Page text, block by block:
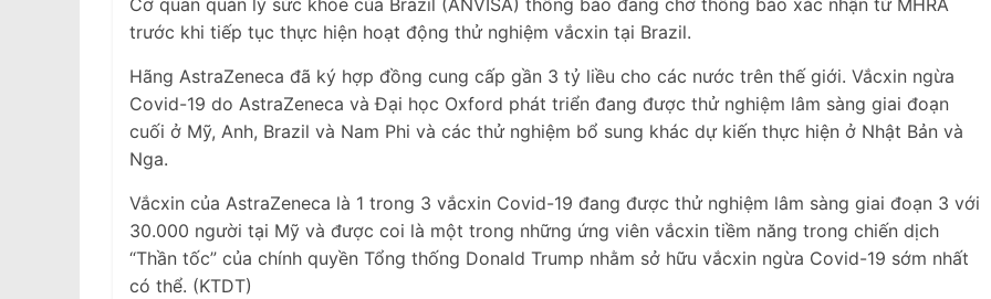
Cơ quan quản lý sức khỏe của Brazil (ANVISA) thông báo đang chờ thông báo xác nhận từ MHRA
trước khi tiếp tục thực hiện hoạt động thử nghiệm vắcxin tại Brazil.
Hãng AstraZeneca đã ký hợp đồng cung cấp gần 3 tỷ liều cho các nước trên thế giới. Vắcxin ngừa
Covid-19 do AstraZeneca và Đại học Oxford phát triển đang được thử nghiệm lâm sàng giai đoạn
cuối ở Mỹ, Anh, Brazil và Nam Phi và các thử nghiệm bổ sung khác dự kiến thực hiện ở Nhật Bản và
Nga.
Vắcxin của AstraZeneca là 1 trong 3 vắcxin Covid-19 đang được thử nghiệm lâm sàng giai đoạn 3 với
30.000 người tại Mỹ và được coi là một trong những ứng viên vắcxin tiềm năng trong chiến dịch
“Thần tốc” của chính quyền Tổng thống Donald Trump nhằm sở hữu vắcxin ngừa Covid-19 sớm nhất
có thể. (KTDT)